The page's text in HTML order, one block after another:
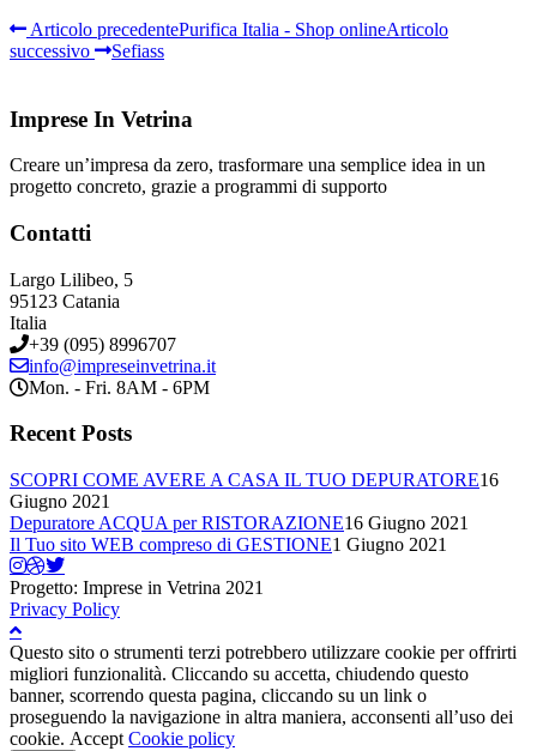
Articolo precedentePurifica Italia - Shop onlineArticolo
successivo
Sefiass
Imprese In Vetrina
Creare un’impresa da zero, trasformare una semplice idea in un
progetto concreto, grazie a programmi di supporto
Contatti
Largo Lilibeo, 5
95123 Catania
Italia
+39 (095) 8996707
info@impreseinvetrina.it
Mon. - Fri. 8AM - 6PM
Recent Posts
SCOPRI COME AVERE A CASA IL TUO DEPURATORE16
Giugno 2021
Depuratore ACQUA per RISTORAZIONE16 Giugno 2021
Il Tuo sito WEB compreso di GESTIONE1 Giugno 2021
Progetto: Imprese in Vetrina 2021
Privacy Policy
Questo sito o strumenti terzi potrebbero utilizzare cookie per offrirti
migliori funzionalità. Cliccando su accetta, chiudendo questo
banner, scorrendo questa pagina, cliccando su un link o
proseguendo la navigazione in altra maniera, acconsenti all’uso dei
cookie. Accept Cookie policy